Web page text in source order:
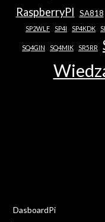
RaspberryPI SA818
SP2WLF
SP4I SP4KDK
SQ4GIN SQ4MIK SR5RR
DasboardPi